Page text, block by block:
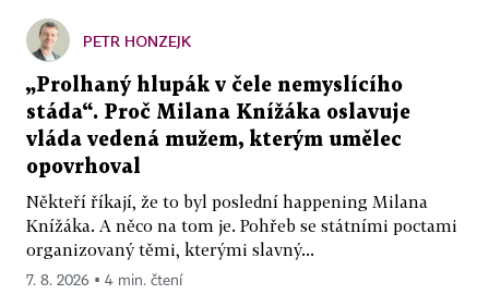
PETR HONZEJK
„Prolhaný hlupák v čele nemyslícího
stáda“. Proč Milana Knížáka oslavuje
vláda vedená mužem, kterým umělec
opovrhoval
Někteří říkají, že to byl poslední happening Milana
Knížáka. A něco na tom je. Pohřeb se státními poctami
organizovaný těmi, kterými slavný...
7. 8. 2026 ▪ 4 min. čtení